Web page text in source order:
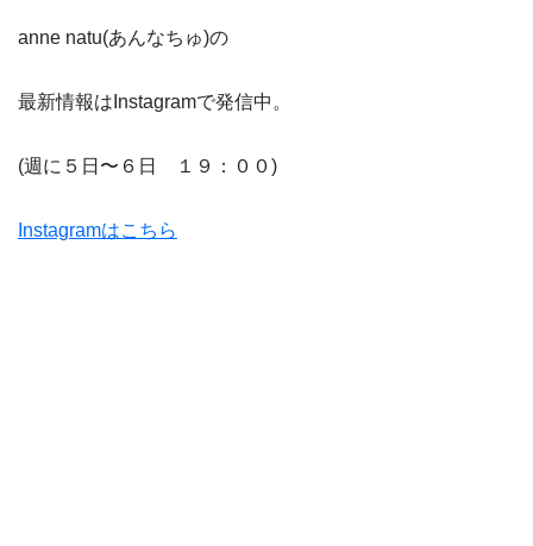
anne natu(あんなちゅ)の
最新情報はInstagramで発信中。
(週に５日〜６日 １９：００)
Instagramはこちら